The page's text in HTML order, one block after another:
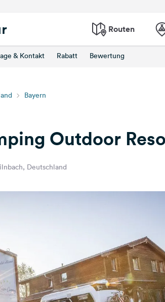
Routen
& Kontakt Rabatt Bewertung
Bayern
Outdoor
Deutschland